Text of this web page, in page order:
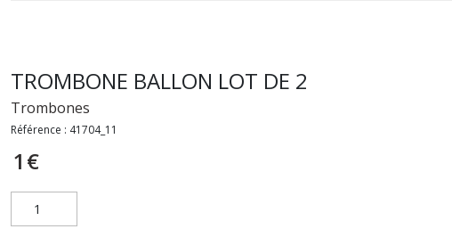
TROMBONE BALLON LOT DE 2
Trombones
Référence : 41704_11
1 €